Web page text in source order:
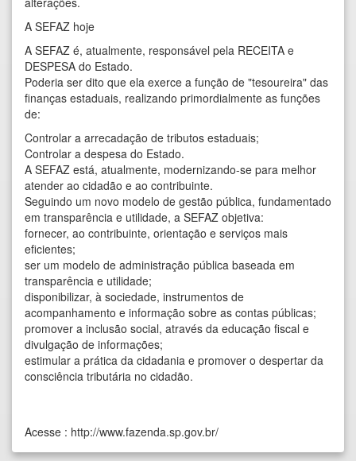
A SEFAZ hoje
A SEFAZ é, atualmente, responsável pela RECEITA e
DESPESA do Estado.
Poderia ser dito que ela exerce a função de "tesoureira" das
finanças estaduais, realizando primordialmente as funções
de:
Controlar a arrecadação de tributos estaduais;
Controlar a despesa do Estado.
A SEFAZ está, atualmente, modernizando-se para melhor
atender ao cidadão e ao contribuinte.
Seguindo um novo modelo de gestão pública, fundamentado
em transparência e utilidade, a SEFAZ objetiva:
fornecer, ao contribuinte, orientação e serviços mais
eficientes;
ser um modelo de administração pública baseada em
transparência e utilidade;
disponibilizar, à sociedade, instrumentos de
acompanhamento e informação sobre as contas públicas;
promover a inclusão social, através da educação fiscal e
divulgação de informações;
estimular a prática da cidadania e promover o despertar da
consciência tributária no cidadão.
Acesse : http://www.fazenda.sp.gov.br/